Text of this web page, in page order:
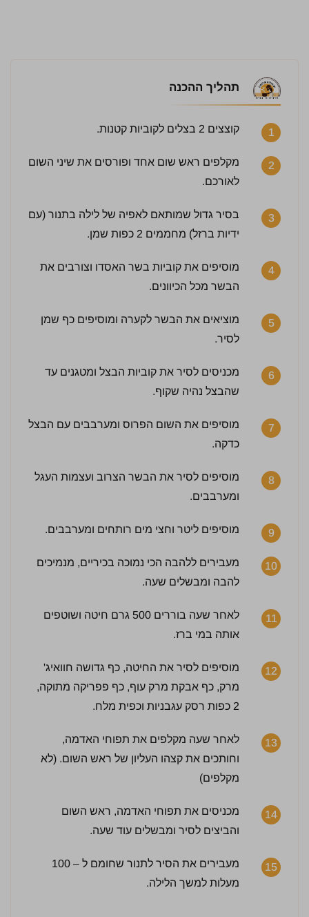
תהליך ההכנה
1 קוצצים 2 בצלים לקוביות קטנות.
2
מקלפים ראש שום אחד ופורסים את שיני השום
לאורכם.
3
בסיר גדול שמותאם לאפיה של לילה בתנור (עם
ידיות ברזל) מחממים 2 כפות שמן.
4
מוסיפים את קוביות בשר האסדו וצורבים את
הבשר מכל הכיוונים.
5
מוציאים את הבשר לקערה ומוסיפים כף שמן
לסיר.
6
מכניסים לסיר את קוביות הבצל ומטגנים עד
שהבצל נהיה שקוף.
7
מוסיפים את השום הפרוס ומערבבים עם הבצל
כדקה.
8
מוסיפים לסיר את הבשר הצרוב ועצמות העגל
ומערבבים.
9 מוסיפים ליטר וחצי מים רותחים ומערבבים.
10
מעבירים ללהבה הכי נמוכה בכיריים, מנמיכים
להבה ומבשלים שעה.
11
לאחר שעה בוררים 500 גרם חיטה ושוטפים
אותה במי ברז.
12
מוסיפים לסיר את החיטה, כף גדושה חוואיג'
מרק, כף אבקת מרק עוף, כף פפריקה מתוקה,
2 כפות רסק עגבניות וכפית מלח.
13
לאחר שעה מקלפים את תפוחי האדמה,
וחותכים את קצהו העליון של ראש השום. (לא
מקלפים)
14
מכניסים את תפוחי האדמה, ראש השום
והביצים לסיר ומבשלים עוד שעה.
15
מעבירים את הסיר לתנור שחומם ל – 100
מעלות למשך הלילה.